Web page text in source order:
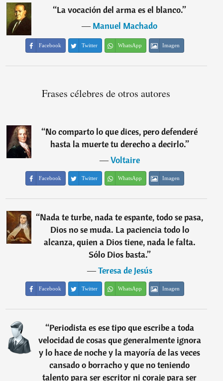
“La vocación del arma es el blanco.”
―Manuel Machado
Facebook Twitter WhatsApp Imagen
Frases célebres de otros autores
“No comparto lo que dices, pero defenderé
hasta la muerte tu derecho a decirlo.”
―Voltaire
Facebook Twitter WhatsApp Imagen
“Nada te turbe, nada te espante, todo se pasa,
Dios no se muda. La paciencia todo lo
alcanza, quien a Dios tiene, nada le falta.
Sólo Dios basta.”
―Teresa de Jesús
Facebook Twitter WhatsApp Imagen
“Periodista es ese tipo que escribe a toda
velocidad de cosas que generalmente ignora
y lo hace de noche y la mayoría de las veces
cansado o borracho y que no teniendo
talento para ser escritor ni coraje para ser